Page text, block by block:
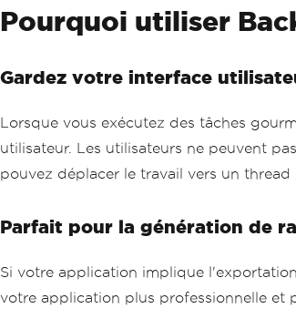
Pourquoi utiliser
Gardez votre interface
Lorsque vous exécutez des tâches
utilisateur. Les utilisateurs ne peuvent
pouvez déplacer le travail vers un
Parfait pour la génération de
Si votre application implique
votre application plus professionnelle et